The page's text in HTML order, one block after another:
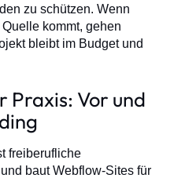
zu schützen. Wenn
kommt, gehen
bleibt im Budget und
Praxis: Vor und
freiberufliche
baut Webflow-Sites für